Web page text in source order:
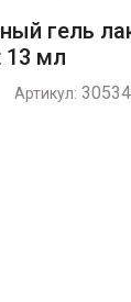
гель
13 мл
Артикул: 30534